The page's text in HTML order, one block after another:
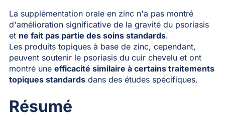
La supplémentation orale en zinc n'a pas montré
d'amélioration significative de la gravité du psoriasis
et ne fait pas partie des soins standards.
Les produits topiques à base de zinc, cependant,
peuvent soutenir le psoriasis du cuir chevelu et ont
montré une efficacité similaire à certains traitements
topiques standardsdans des études spécifiques.
Résumé